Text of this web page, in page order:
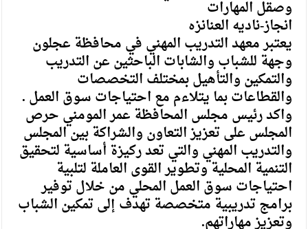
وصقل المهارات
انجاز-ناديه العنانزه
يعتبر معهد التدريب المهني في محافظة عجلون
وجهة للشباب والشابات الباحثين عن التدريب
والتمكين والتأهيل بمختلف التخصصات
والقطاعات بما يتلاءم مع احتياجات سوق العمل .
واكد رئيس مجلس المحافظة عمر المومني حرص
المجلس على تعزيز التعاون والشراكة بين المجلس
والتدريب المهني والتي تعد ركيزة أساسية لتحقيق
التنمية المحلية وتطوير القوى العاملة لتلبية
احتياجات سوق العمل المحلي من خلال توفير
برامج تدريبية متخصصة تهدف إلى تمكين الشباب
وتعزيز مهاراتهم.